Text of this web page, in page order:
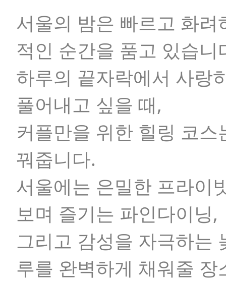
서울의 밤은 빠르고 화
적인 순간을 품고 있습니
하루의 끝자락에서 사랑
풀어내고 싶을 때,
커플만을 위한 힐링 코
꿔줍니다.
서울에는 은밀한 프라이
보며 즐기는 파인다이닝,
그리고 감성을 자극하
루를 완벽하게 채워줄 장